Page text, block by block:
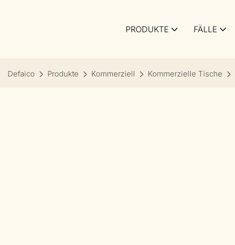
PRODUKTE FÄLLE
Defaico Produkte Kommerziell Kommerzielle Tische